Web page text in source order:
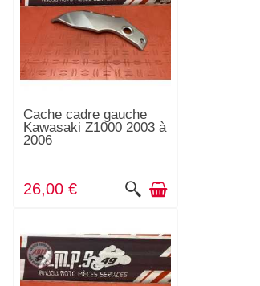
Cache cadre gauche
Kawasaki Z1000 2003 à
2006
26,00 €